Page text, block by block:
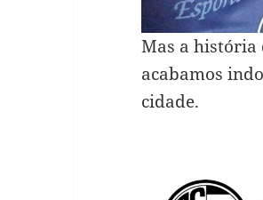
Mas a história
acabamos
cidade.